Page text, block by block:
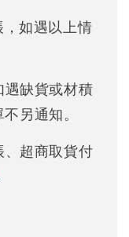
如遇以上情
遇缺貨或材積
另通知。
、超商取貨付